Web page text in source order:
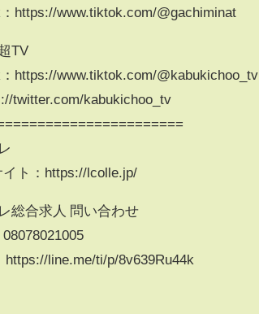
https://www.tiktok.com/@gachiminat
TV
https://www.tiktok.com/@kabukichoo_tv
twitter.com/kabukichoo_tv
ト：https://lcolle.jp/
総合求人 問い合わせ
line.me/ti/p/8v639Ru44k